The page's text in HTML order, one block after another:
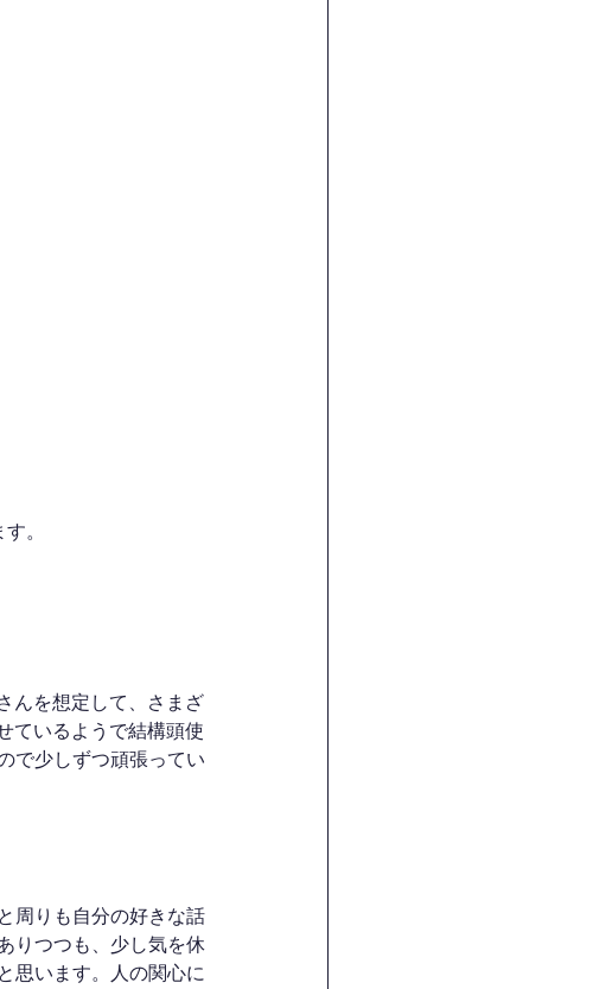
。
んを想定して、さまざ
ているようで結構頭使
で少しずつ頑張ってい
周りも自分の好きな話
りつつも、少し気を休
思います。人の関心に